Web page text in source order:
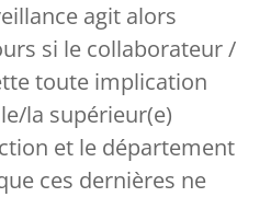
agit alors
si le collaborateur /
toute implication
la supérieur(e)
et le département
ces dernières ne